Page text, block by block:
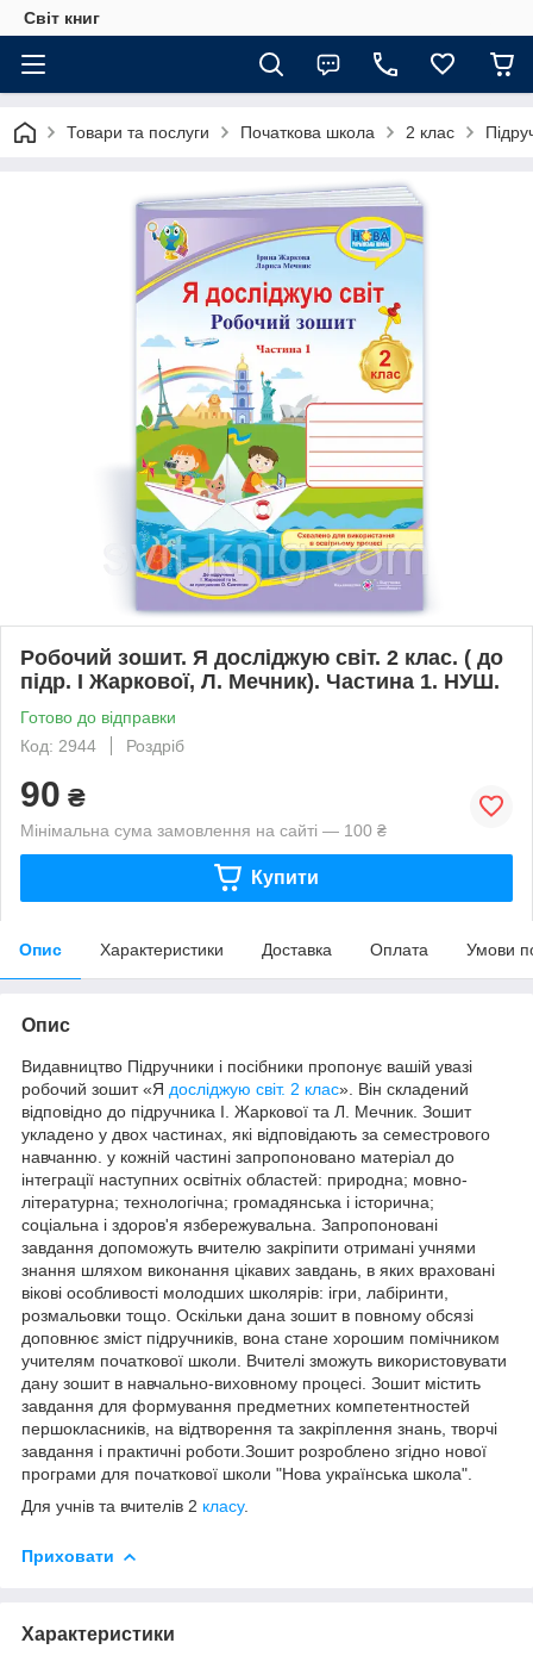
Світ книг
Товари та послуги Початкова школа 2 клас
Робочий зошит. Я досліджую світ. 2 клас. ( до
підр. І Жаркової, Л. Мечник). Частина 1. НУШ.
Готово до відправки
Код: 2944
Роздріб
90 ₴
Мінімальна сума замовлення на сайті — 100 ₴
Купити
Опис Характеристики Доставка Оплата Умови
Опис
Видавництво Підручники і посібники пропонує вашій увазі
робочий зошит «Я досліджую світ. 2 клас». Він складений
відповідно до підручника І. Жаркової та Л. Мечник. Зошит
укладено у двох частинах, які відповідають за семестрового
навчанню. у кожній частині запропоновано матеріал до
інтеграції наступних освітніх областей: природна; мовно-
літературна; технологічна; громадянська і історична;
соціальна і здоров'я язбережувальна. Запропоновані
завдання допоможуть вчителю закріпити отримані учнями
знання шляхом виконання цікавих завдань, в яких враховані
вікові особливості молодших школярів: ігри, лабіринти,
розмальовки тощо. Оскільки дана зошит в повному обсязі
доповнює зміст підручників, вона стане хорошим помічником
учителям початкової школи. Вчителі зможуть використовувати
дану зошит в навчально-виховному процесі. Зошит містить
завдання для формування предметних компетентностей
першокласників, на відтворення та закріплення знань, творчі
завдання і практичні роботи.Зошит розроблено згідно нової
програми для початкової школи "Нова українська школа".
Для учнів та вчителів 2 класу.
Приховати
Характеристики